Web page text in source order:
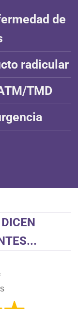
de
radicular
TMD